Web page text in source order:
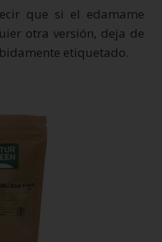
que si el edamame
otra versión, deja de
etiquetado.